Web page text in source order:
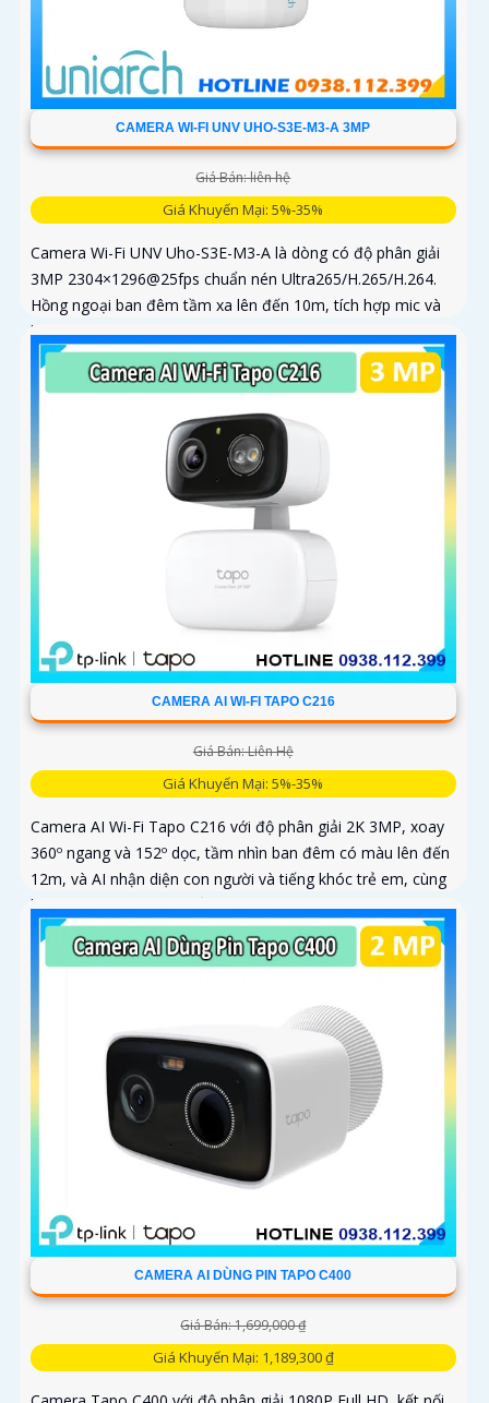
CAMERA WI-FI UNV UHO-S3E-M3-A 3MP
Giá Bán: liên hệ
Giá Khuyến Mại: 5%-35%
Camera Wi-Fi UNV Uho-S3E-M3-A là dòng có độ phân giải
3MP 2304×1296@25fps chuẩn nén Ultra265/H.265/H.264.
Hồng ngoại ban đêm tầm xa lên đến 10m, tích hợp mic và
loa trong phạm vi 3m
CAMERA AI WI-FI TAPO C216
Giá Bán: Liên Hệ
Giá Khuyến Mại: 5%-35%
Camera AI Wi-Fi Tapo C216 với độ phân giải 2K 3MP, xoay
360º ngang và 152º dọc, tầm nhìn ban đêm có màu lên đến
12m, và AI nhận diện con người và tiếng khóc trẻ em, cùng
khả năng theo dõi chuyển động tự động
CAMERA AI DÙNG PIN TAPO C400
Giá Bán: 1,699,000 ₫
Giá Khuyến Mại: 1,189,300 ₫